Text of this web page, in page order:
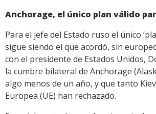
Anchorage, el único plan válido
Para el jefe del Estado ruso el único
sigue siendo el que acordó, sin
con el presidente de Estados Unidos,
la cumbre bilateral de Anchorage
algo menos de un año, y que tanto
Europea (UE) han rechazado.